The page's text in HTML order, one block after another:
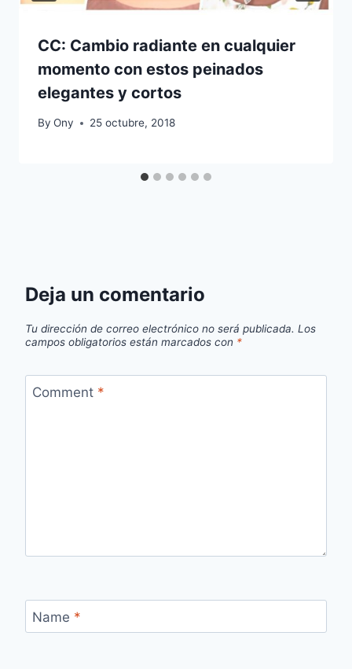
CC: Cambio radiante en cualquier
momento con estos peinados
elegantes y cortos
By Ony 25 octubre, 2018
Deja un comentario
Tu dirección de correo electrónico no será publicada. Los
campos obligatorios están marcados con *
Comment *
Name *